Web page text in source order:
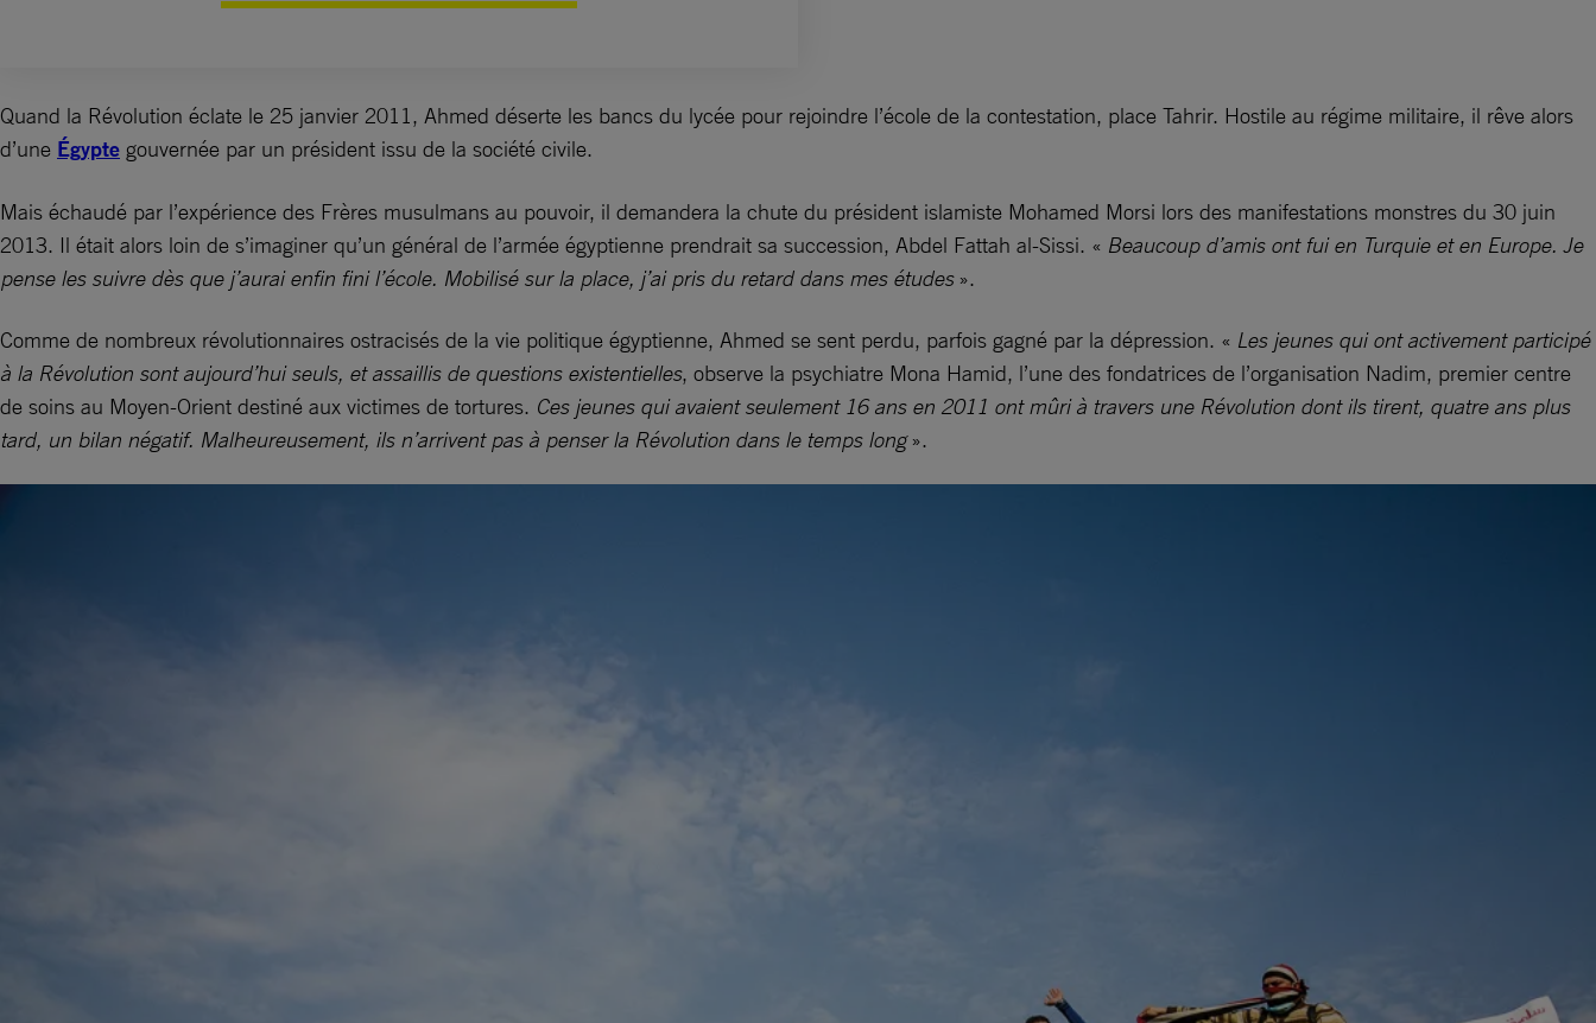
Quand la Révolution éclate le 25 janvier 2011, Ahmed déserte les bancs du lycée pour rejoindre l’école de la contestation, place Tahrir. Hostile au régime militaire, il rêve alors
d’une Égypte gouvernée par un président issu de la société civile.
Mais échaudé par l’expérience des Frères musulmans au pouvoir, il demandera la chute du président islamiste Mohamed Morsi lors des manifestations monstres du 30 juin
2013. Il était alors loin de s’imaginer qu’un général de l’armée égyptienne prendrait sa succession, Abdel Fattah al-Sissi. « Beaucoup d’amis ont fui en Turquie et en Europe. Je
pense les suivre dès que j’aurai enfin fini l’école. Mobilisé sur la place, j’ai pris du retard dans mes études».
Comme de nombreux révolutionnaires ostracisés de la vie politique égyptienne, Ahmed se sent perdu, parfois gagné par la dépression. « Les jeunes qui ont activement participé
à la Révolution sont aujourd’hui seuls, et assaillis de questions existentielles, observe la psychiatre Mona Hamid, l’une des fondatrices de l’organisation Nadim, premier centre
de soins au Moyen-Orient destiné aux victimes de tortures. Ces jeunes qui avaient seulement 16 ans en 2011 ont mûri à travers une Révolution dont ils tirent, quatre ans plus
tard, un bilan négatif. Malheureusement, ils n’arrivent pas à penser la Révolution dans le temps long».